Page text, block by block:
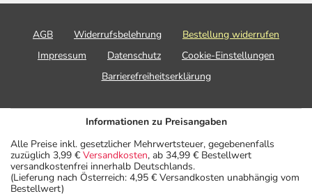
AGB Widerrufsbelehrung
Bestellung widerrufen
Impressum
Datenschutz
Cookie-Einstellungen
Barrierefreiheitserklärung
Informationen zu Preisangaben
Alle Preise inkl. gesetzlicher Mehrwertsteuer, gegebenenfalls
zuzüglich 3,99 € Versandkosten, ab 34,99 € Bestellwert
versandkostenfrei innerhalb Deutschlands.
(Lieferung nach Österreich: 4,95 € Versandkosten unabhängig vom
Bestellwert)